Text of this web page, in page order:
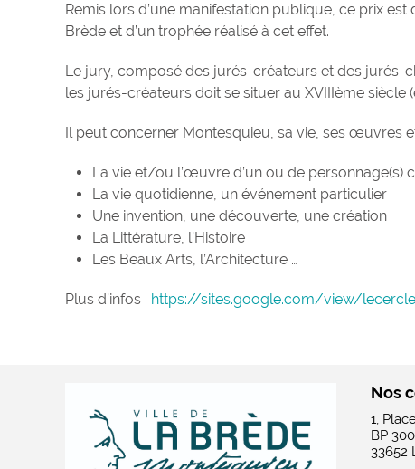
Remis lors d’une manifestation publique, ce prix
Brède et d’un trophée réalisé à cet effet.
Le jury, composé des jurés-créateurs et des jurés-
les jurés-créateurs doit se situer au XVIIIème siècle
Il peut concerner Montesquieu, sa vie, ses œuvres
La vie et/ou l’œuvre d’un ou de personnage(s)
La vie quotidienne, un événement particulier
Une invention, une découverte, une création
La Littérature, l’Histoire
Les Beaux Arts, l’Architecture …
Plus d’infos : https://sites.google.com/view/
Nos
1,
BP
33652